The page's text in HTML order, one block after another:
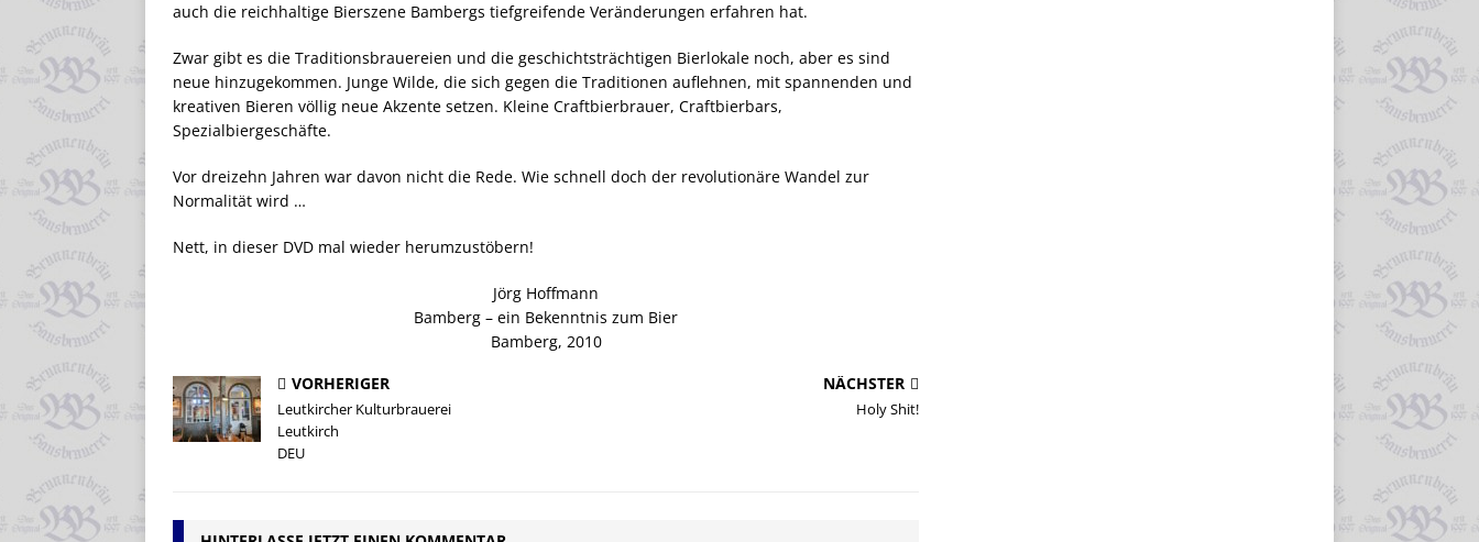
auch die reichhaltige Bierszene Bambergs tiefgreifende Veränderungen erfahren hat.
Zwar gibt es die Traditionsbrauereien und die geschichtsträchtigen Bierlokale noch, aber es sind
neue hinzugekommen. Junge Wilde, die sich gegen die Traditionen auflehnen, mit spannenden und
kreativen Bieren völlig neue Akzente setzen. Kleine Craftbierbrauer, Craftbierbars,
Spezialbiergeschäfte.
Vor dreizehn Jahren war davon nicht die Rede. Wie schnell doch der revolutionäre Wandel zur
Normalität wird …
Nett, in dieser DVD mal wieder herumzustöbern!
Jörg Hoffmann
Bamberg – ein Bekenntnis zum Bier
Bamberg, 2010
VORHERIGER
Leutkircher Kulturbrauerei
Leutkirch
DEU
NÄCHSTER
Holy Shit!